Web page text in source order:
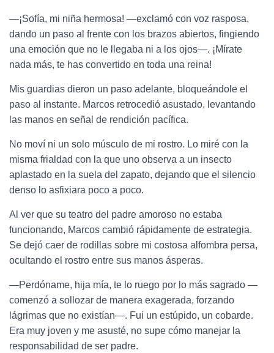
—¡Sofía, mi niña hermosa! —exclamó con voz rasposa,
dando un paso al frente con los brazos abiertos, fingiendo
una emoción que no le llegaba ni a los ojos—. ¡Mírate
nada más, te has convertido en toda una reina!
Mis guardias dieron un paso adelante, bloqueándole el
paso al instante. Marcos retrocedió asustado, levantando
las manos en señal de rendición pacífica.
No moví ni un solo músculo de mi rostro. Lo miré con la
misma frialdad con la que uno observa a un insecto
aplastado en la suela del zapato, dejando que el silencio
denso lo asfixiara poco a poco.
Al ver que su teatro del padre amoroso no estaba
funcionando, Marcos cambió rápidamente de estrategia.
Se dejó caer de rodillas sobre mi costosa alfombra persa,
ocultando el rostro entre sus manos ásperas.
—Perdóname, hija mía, te lo ruego por lo más sagrado —
comenzó a sollozar de manera exagerada, forzando
lágrimas que no existían—. Fui un estúpido, un cobarde.
Era muy joven y me asusté, no supe cómo manejar la
responsabilidad de ser padre.